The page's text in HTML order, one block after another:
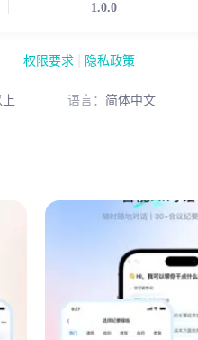
1.0.0
权限要求 隐私政策
语言： 简体中文